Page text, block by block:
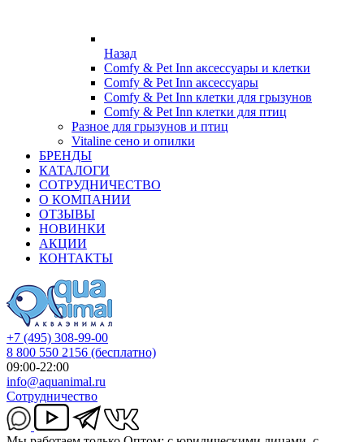
Назад
Comfy & Pet Inn аксессуары и клетки
Comfy & Pet Inn аксессуары
Comfy & Pet Inn клетки для грызунов
Comfy & Pet Inn клетки для птиц
Разное для грызунов и птиц
Vitaline сено и опилки
БРЕНДЫ
КАТАЛОГИ
СОТРУДНИЧЕСТВО
О КОМПАНИИ
ОТЗЫВЫ
НОВИНКИ
АКЦИИ
КОНТАКТЫ
+7 (495) 308-99-00
8 800 550 2156 (бесплатно)
09:00-22:00
info@aquanimal.ru
Сотрудничество